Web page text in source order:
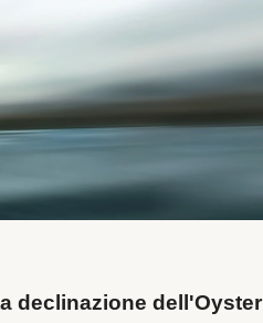
declinazione dell'Oyster